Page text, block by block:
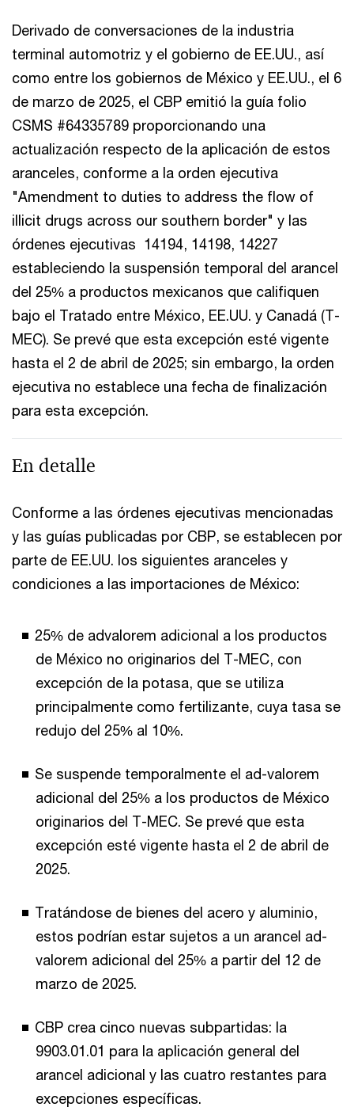
Derivado de conversaciones de la industria
terminal automotriz y el gobierno de EE.UU., así
como entre los gobiernos de México y EE.UU., el 6
de marzo de 2025, el CBP emitió la guía folio
CSMS #64335789 proporcionando una
actualización respecto de la aplicación de estos
aranceles, conforme a la orden ejecutiva
"Amendment to duties to address the flow of
illicit drugs across our southern border" y las
órdenes ejecutivas 14194, 14198, 14227
estableciendo la suspensión temporal del arancel
del 25% a productos mexicanos que califiquen
bajo el Tratado entre México, EE.UU. y Canadá (T-
MEC). Se prevé que esta excepción esté vigente
hasta el 2 de abril de 2025; sin embargo, la orden
ejecutiva no establece una fecha de finalización
para esta excepción.
En detalle
Conforme a las órdenes ejecutivas mencionadas
y las guías publicadas por CBP, se establecen por
parte de EE.UU. los siguientes aranceles y
condiciones a las importaciones de México:
25% de advalorem adicional a los productos
de México no originarios del T-MEC, con
excepción de la potasa, que se utiliza
principalmente como fertilizante, cuya tasa se
redujo del 25% al 10%.
Se suspende temporalmente el ad-valorem
adicional del 25% a los productos de México
originarios del T-MEC. Se prevé que esta
excepción esté vigente hasta el 2 de abril de
2025.
Tratándose de bienes del acero y aluminio,
estos podrían estar sujetos a un arancel ad-
valorem adicional del 25% a partir del 12 de
marzo de 2025.
CBP crea cinco nuevas subpartidas: la
9903.01.01 para la aplicación general del
arancel adicional y las cuatro restantes para
excepciones específicas.